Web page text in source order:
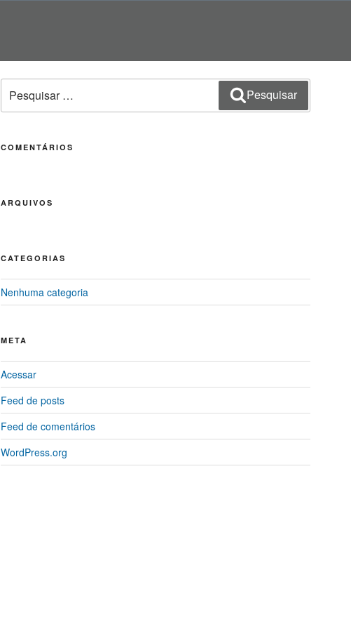
por:
Pesquisar
COMENTÁRIOS
ARQUIVOS
CATEGORIAS
Nenhuma categoria
META
Acessar
Feed de posts
Feed de comentários
WordPress.org